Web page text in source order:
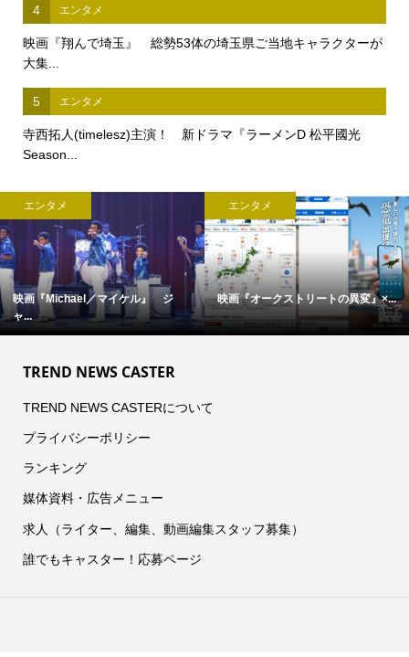
4 エンタメ
映画『翔んで埼玉』 総勢53体の埼玉県ご当地キャラクターが
大集...
5 エンタメ
寺西拓人(timelesz)主演！ 新ドラマ『ラーメンD 松平國光
Season...
エンタメ
映画『Michael／マイケル』 ジ
ャ...
エンタメ
映画『オークストリートの異変』×...
TREND NEWS CASTER
TREND NEWS CASTERについて
プライバシーポリシー
ランキング
媒体資料・広告メニュー
求人（ライター、編集、動画編集スタッフ募集）
誰でもキャスター！応募ページ